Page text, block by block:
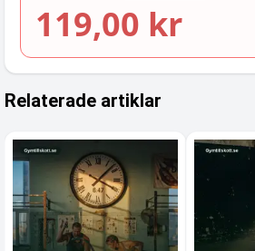
119,00 kr
Relaterade artiklar